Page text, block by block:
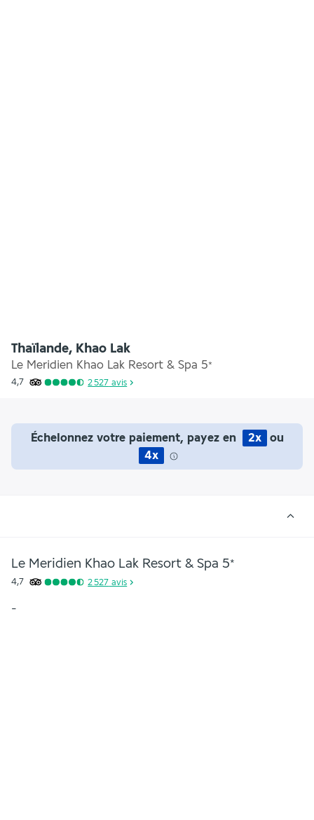
Thaïlande, Khao Lak
Le Meridien Khao Lak Resort & Spa 5*
4,7 2 527 avis
Échelonnez votre paiement, payez en 2x
ou
4x
Le Meridien Khao Lak Resort & Spa 5*
4,7 2 527 avis
-